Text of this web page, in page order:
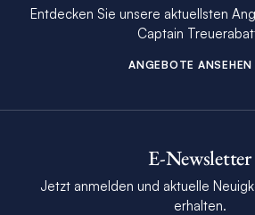
Entdecken Sie unsere aktuellsten
Captain
ANGEBOTE ANSEHEN
E-Newsletter
Jetzt anmelden und aktuelle
erhalten.